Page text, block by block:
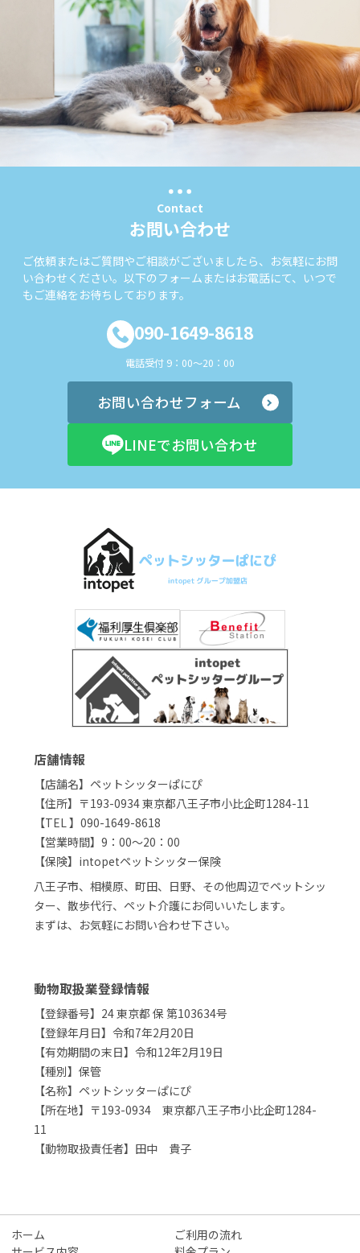
Contact
お問い合わせ
ご依頼またはご質問やご相談がございましたら、お気軽にお問
い合わせください。以下のフォームまたはお電話にて、いつで
もご連絡をお待ちしております。
090-1649-8618
電話受付 9：00～20：00
お問い合わせフォーム
LINEでお問い合わせ
店舗情報
【店舗名】ペットシッターぱにぴ
【住所】〒193-0934 東京都八王子市小比企町1284-11
【TEL 】090-1649-8618
【営業時間】9：00～20：00
【保険】intopetペットシッター保険
八王子市、相模原、町田、日野、その他周辺でペットシッ
ター、散歩代行、ペット介護にお伺いいたします。
まずは、お気軽にお問い合わせ下さい。
動物取扱業登録情報
【登録番号】24 東京都 保 第103634号
【登録年月日】令和7年2月20日
【有効期間の末日】令和12年2月19日
【種別】保管
【名称】ペットシッターぱにぴ
【所在地】〒193-0934 東京都八王子市小比企町1284-
11
【動物取扱責任者】田中 貴子
ホーム
ご利用の流れ